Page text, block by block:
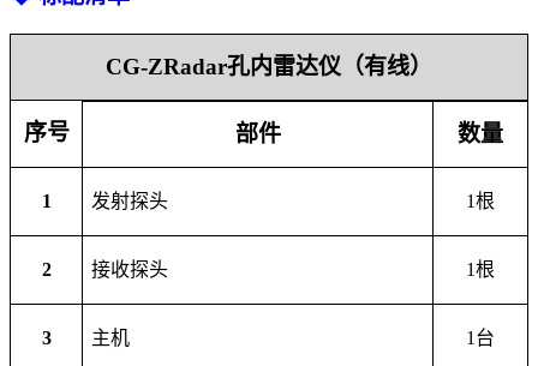
CG-ZRadar孔内雷达仪（有线）
序号 部件 数量
1 发射探头 1根
2 接收探头 1根
3 主机 1台